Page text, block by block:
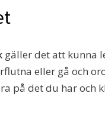
gäller det att kunna
eller gå och
på det du har och